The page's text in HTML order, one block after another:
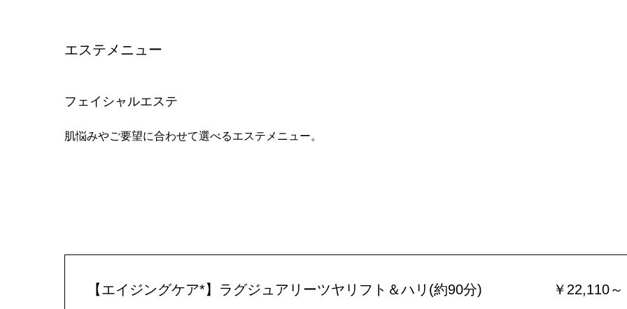
エステメニュー
フェイシャルエステ
肌悩みやご要望に合わせて選べるエステメニュー。
【エイジングケア*】ラグジュアリーツヤリフト＆ハリ(約90分) ￥22,110～